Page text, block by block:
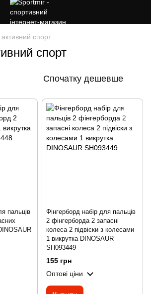
активний спорт
спорт
Спочатку дешевше
пальців
Фінгерборд набір для пальців
2 фінгерборда 2 запасні
колеса 2 підвіски з колесами
1 викрутка DINOSAUR
SH093449
155 грн
Оптові ціни